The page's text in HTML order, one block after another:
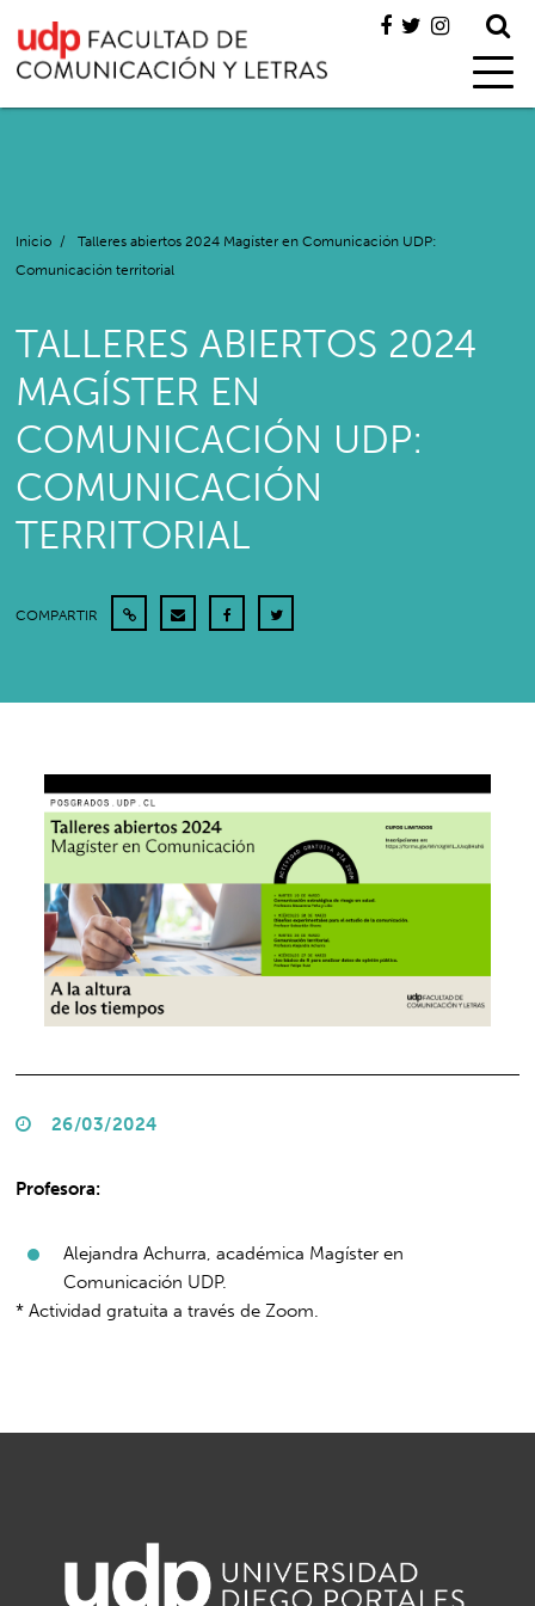
Inicio /
Talleres abiertos 2024 Magíster en Comunicación UDP:
Comunicación territorial
TALLERES ABIERTOS 2024
MAGÍSTER EN
COMUNICACIÓN UDP:
COMUNICACIÓN
TERRITORIAL
COMPARTIR
26/03/2024
Profesora:
Alejandra Achurra, académica Magíster en
Comunicación UDP.
* Actividad gratuita a través de Zoom.